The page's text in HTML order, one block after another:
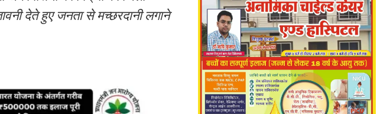
देते हुए जनता से मच्छरदानी लगाने